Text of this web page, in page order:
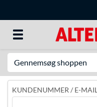
KUNDENUMMER / E-MAIL